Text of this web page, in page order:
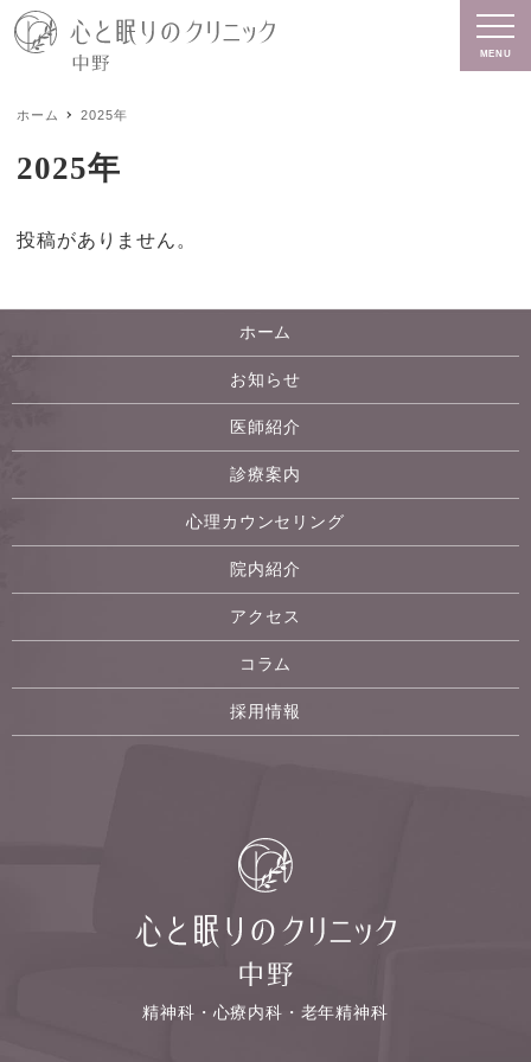
MENU
ホーム 2025年
2025年
投稿がありません。
ホーム
お知らせ
医師紹介
診療案内
心理カウンセリング
院内紹介
アクセス
コラム
採用情報
精神科・心療内科・老年精神科